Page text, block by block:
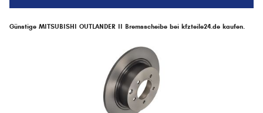
Günstige MITSUBISHI OUTLANDER II Bremsscheibe bei kfzteile24.de kaufen.